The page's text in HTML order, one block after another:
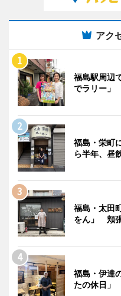
アク
福島駅周辺
でラリー
福島・栄町
ら半年、昼
福島・太田
をん」 頬
福島・伊達
たの休日」